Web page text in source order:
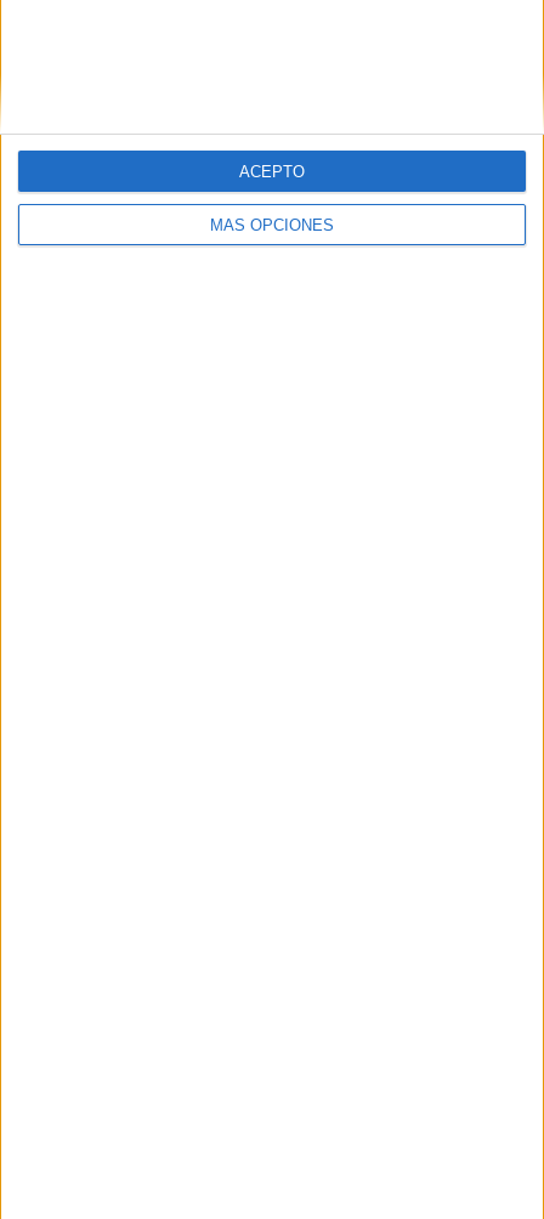
MÁS OPCIONES
ACEPTO